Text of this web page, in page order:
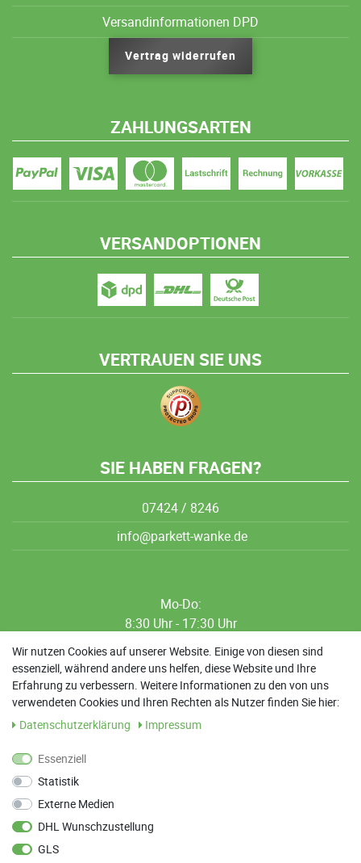
Versandinformationen DPD
Vertrag widerrufen
ZAHLUNGSARTEN
VERSANDOPTIONEN
VERTRAUEN SIE UNS
SIE HABEN FRAGEN?
07424 / 8246
info@parkett-wanke.de
Mo-Do:
8:30 Uhr - 17:30 Uhr
8:30 Uhr - 12:00 Uhr
13:00 Uhr - 17:30 Uhr
Sa: 9:00 Uhr - 13:00 Uhr
Parkett Wanke
Wir nutzen Cookies auf unserer Website. Einige von diesen sind
essenziell, während andere uns helfen, diese Website und Ihre
Erfahrung zu verbessern. Weitere Informationen zu den von uns
verwendeten Cookies und Ihren Rechten als Nutzer finden Sie hier:
Daten­schutz­erklärung
Impressum
Essenziell
Statistik
Externe Medien
DHL Wunschzustellung
GLS